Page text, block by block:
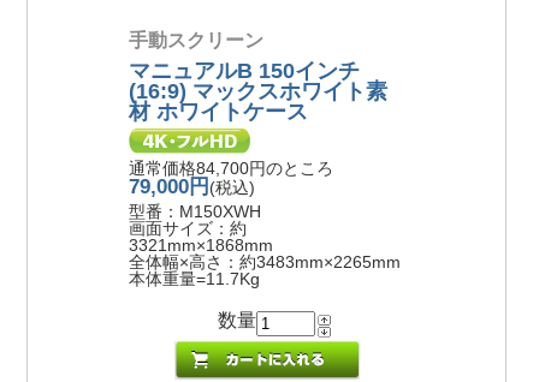
手動スクリーン
マニュアルB 150インチ
(16:9) マックスホワイト素
材 ホワイトケース
通常価格84,700円のところ
79,000円 (税込)
型番：M150XWH
画面サイズ：約
3321mm×1868mm
全体幅×高さ：約3483mm×2265mm
本体重量=11.7Kg
数量